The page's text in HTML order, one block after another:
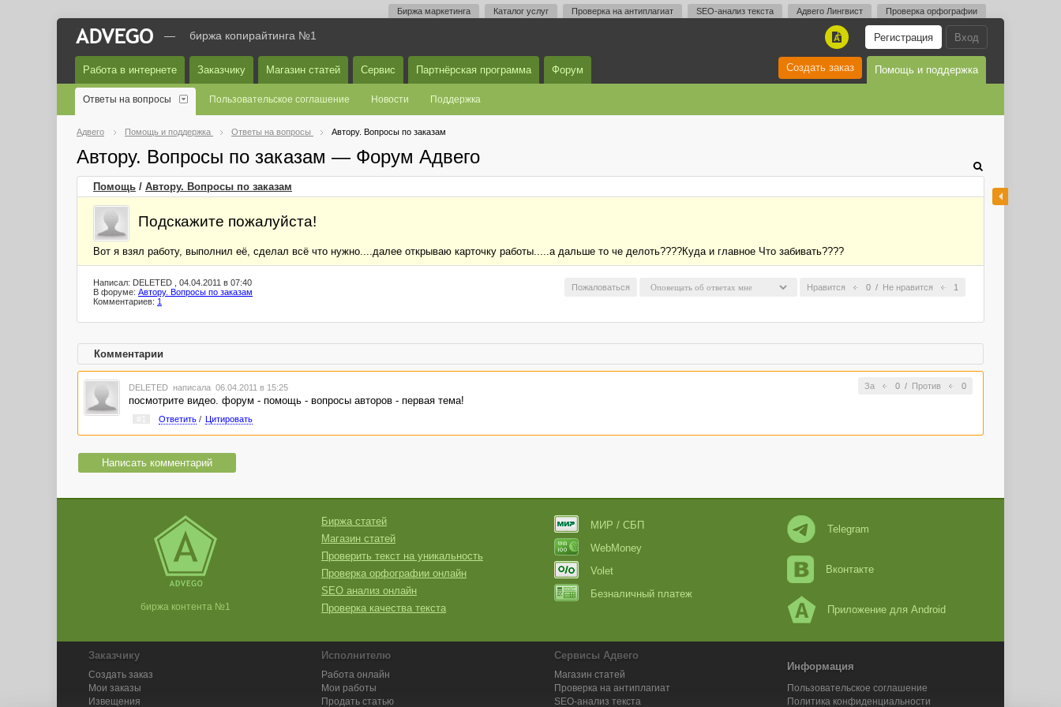
Биржа маркетинга Каталог услуг Проверка на антиплагиат SEO-анализ текста Адвего Лингвист Проверка орфографии
Вход
Регистрация
A
— биржа копирайтинга №1
Работа в интернете Заказчику Магазин статей Сервис Партнёрская программа Форум Помощь и поддержка
Создать заказ
Ответы на вопросы Пользовательское соглашение Новости Поддержка
Адвего Помощь и поддержка Ответы на вопросы Автору. Вопросы по заказам
Автору. Вопросы по заказам — Форум Адвего
Помощь / Автору. Вопросы по заказам
Подскажите пожалуйста!
Вот я взял работу, выполнил её, сделал всё что нужно....далее открываю карточку работы.....а дальше то че делоть????Куда и главное Что забивать????
Нравится 0 / Не нравится 1
Пожаловаться
Написал: DELETED , 04.04.2011 в 07:40
В форуме: Автору. Вопросы по заказам
Комментариев: 1
Комментарии
За 0/ Против 0
DELETED написала 06.04.2011 в 15:25
посмотрите видео. форум - помощь - вопросы авторов - первая тема!
Ответить/ Цитировать
Написать комментарий
биржа контента №1
Биржа статей
Магазин статей
Проверить текст на уникальность
Проверка орфографии онлайн
SEO анализ онлайн
Проверка качества текста
МИР / СБП
WebMoney
Volet
Безналичный платеж
Telegram
Вконтакте
Приложение для Android
Заказчику
Создать заказ
Мои заказы
Извещения
Исполнителю
Работа онлайн
Мои работы
Продать статью
Сервисы Адвего
Магазин статей
Проверка на антиплагиат
SEO-анализ текста
Информация
Пользовательское соглашение
Политика конфиденциальности